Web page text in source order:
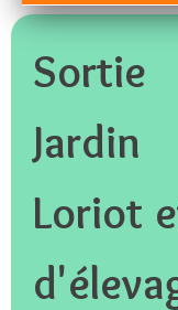
Loriot